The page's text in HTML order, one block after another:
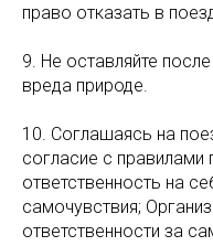
право отказать в
9. Не оставляйте
вреда природе.
10. Соглашаясь на
согласие с правилами
ответственность на
самочувствия;
ответственности за